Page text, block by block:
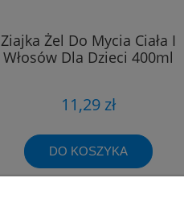
Ziajka Żel Do Mycia Ciała I
Włosów Dla Dzieci 400ml
11,29 zł
DO KOSZYKA